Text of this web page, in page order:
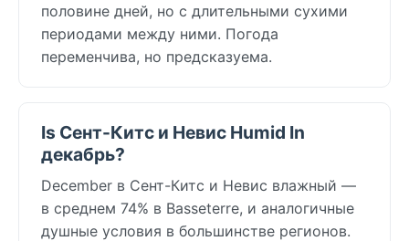
половине дней, но с длительными сухими
периодами между ними. Погода
переменчива, но предсказуема.
Is Сент-Китс и Невис Humid In
декабрь?
December в Сент-Китс и Невис влажный —
в среднем 74% в Basseterre, и аналогичные
душные условия в большинстве регионов.